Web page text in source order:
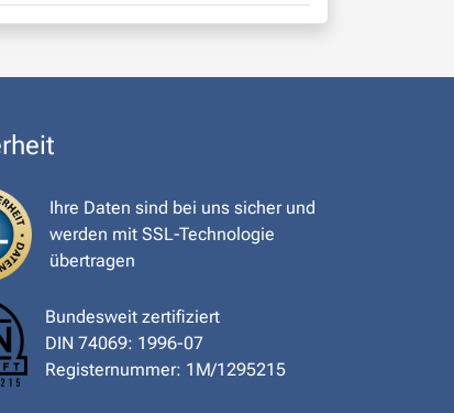
Ihre Daten sind bei uns sicher und
werden mit SSL-Technologie
übertragen
Bundesweit zertifiziert
DIN 74069: 1996-07
Registernummer: 1M/1295215